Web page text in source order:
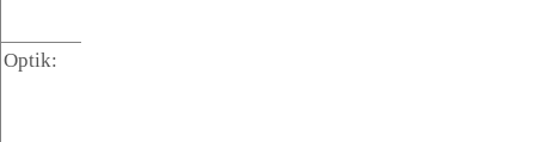
Optik: